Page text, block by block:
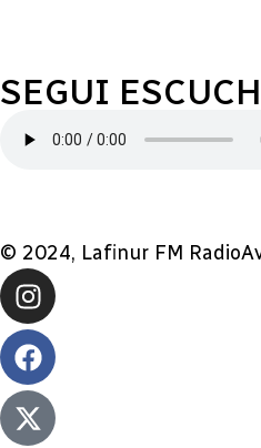
SEGUI
© 2024, Lafinur FM